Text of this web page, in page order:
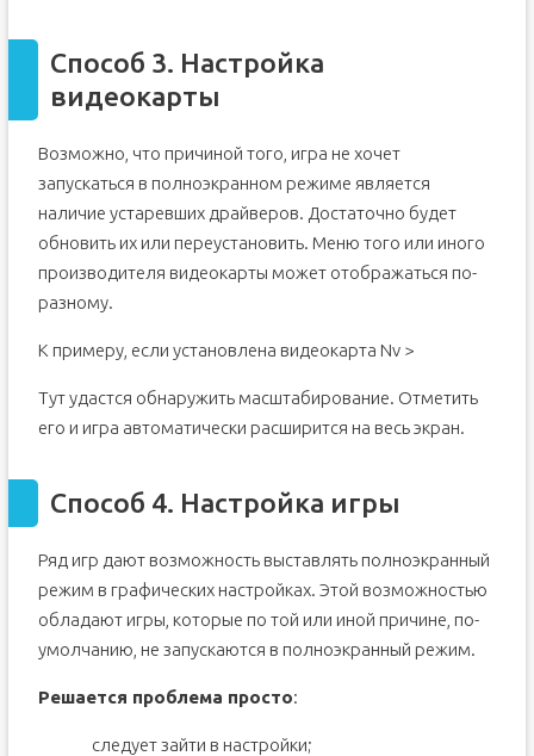
Способ 3. Настройка
видеокарты
Возможно, что причиной того, игра не хочет
запускаться в полноэкранном режиме является
наличие устаревших драйверов. Достаточно будет
обновить их или переустановить. Меню того или иного
производителя видеокарты может отображаться по-
разному.
К примеру, если установлена видеокарта Nv >
Тут удастся обнаружить масштабирование. Отметить
его и игра автоматически расширится на весь экран.
Способ 4. Настройка игры
Ряд игр дают возможность выставлять полноэкранный
режим в графических настройках. Этой возможностью
обладают игры, которые по той или иной причине, по-
умолчанию, не запускаются в полноэкранный режим.
Решается проблема просто:
следует зайти в настройки;